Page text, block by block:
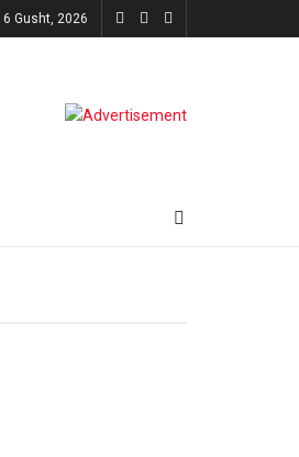
6 Gusht, 2026